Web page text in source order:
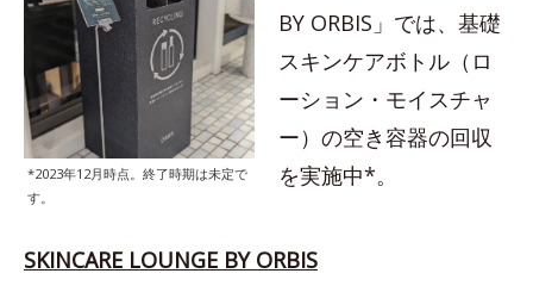
*2023年12月時点。終了時期は未定で
す。
BY ORBIS」では、基礎
スキンケアボトル（ロ
ーション・モイスチャ
ー）の空き容器の回収
を実施中*。
SKINCARE LOUNGE BY ORBIS